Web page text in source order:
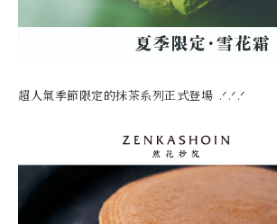
超人氣季節限定的抹茶系列正式登場 .ᐟ.ᐟ.ᐟ